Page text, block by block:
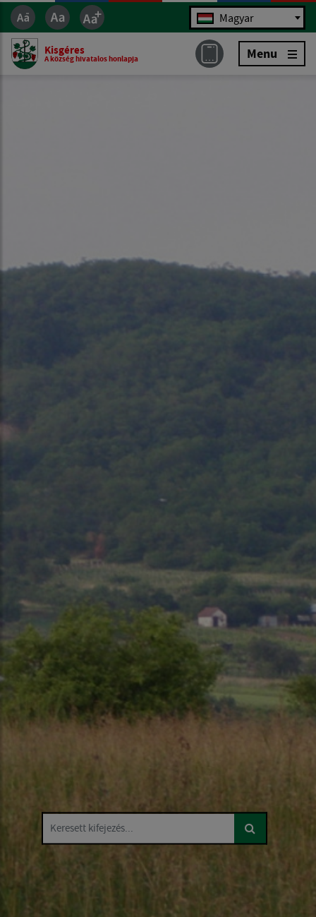
Jazyk Magyar
Kisgéres
A község hivatalos honlapja Menu